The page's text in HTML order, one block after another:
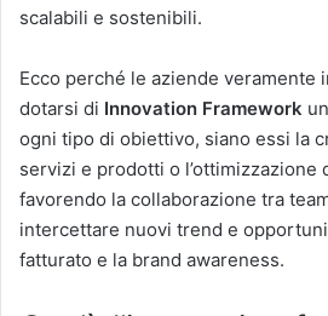
scalabili e sostenibili.
Ecco perché le aziende veramente
dotarsi di Innovation Framework
ogni tipo di obiettivo, siano essi la
servizi e prodotti o l’ottimizzazione
favorendo la collaborazione tra
intercettare nuovi trend e
fatturato e la brand awareness.